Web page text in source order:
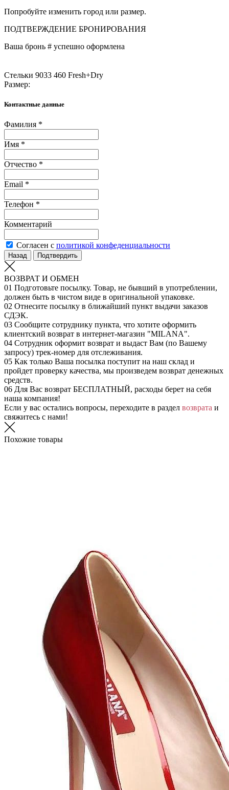
Попробуйте изменить город или размер.
ПОДТВЕРЖДЕНИЕ БРОНИРОВАНИЯ
Ваша бронь # успешно оформлена
Стельки 9033 460 Fresh+Dry
Размер:
Контактные данные
Фамилия *
Имя *
Отчество *
Email *
Телефон *
Комментарий
Согласен с политикой конфеденциальности
Назад Подтвердить
ВОЗВРАТ И ОБМЕН
01 Подготовьте посылку. Товар, не бывший в употреблении,
должен быть в чистом виде в оригинальной упаковке.
02 Отнесите посылку в ближайший пункт выдачи заказов
СДЭК.
03 Сообщите сотруднику пункта, что хотите оформить
клиентский возврат в интернет-магазин "MILANA".
04 Сотрудник оформит возврат и выдаст Вам (по Вашему
запросу) трек-номер для отслеживания.
05 Как только Ваша посылка поступит на наш склад и
пройдет проверку качества, мы произведем возврат денежных
средств.
06 Для Вас возврат БЕСПЛАТНЫЙ, расходы берет на себя
наша компания!
Если у вас остались вопросы, переходите в раздел возврата и
свяжитесь с нами!
Похожие товары